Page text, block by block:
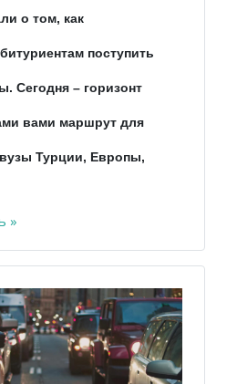
о том, как
поступить
Сегодня – горизонт
вами маршрут для
Турции, Европы,
»